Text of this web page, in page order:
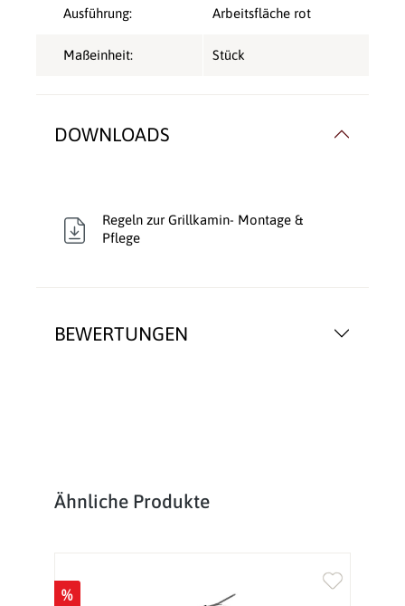
BEWERTUNGEN
Ausführung: Arbeitsfläche rot
Maßeinheit: Stück
DOWNLOADS
Regeln zur Grillkamin- Montage &
Pflege
Produktgalerie überspringen
Ähnliche Produkte
%